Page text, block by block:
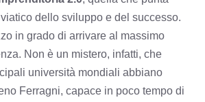
dello sviluppo e del successo.
in grado di arrivare al massimo
Non è un mistero, infatti, che
università mondiali abbiano
Ferragni, capace in poco tempo di